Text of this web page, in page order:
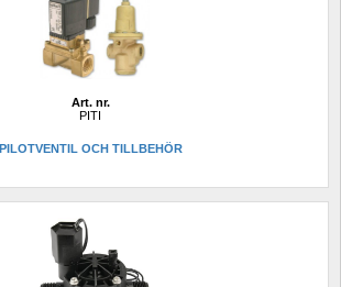
Art. nr.
PITI
PILOTVENTIL OCH TILLBEHÖR